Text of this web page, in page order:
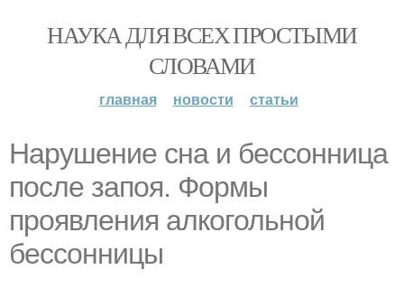
НАУКА ДЛЯ ВСЕХ ПРОСТЫМИ
СЛОВАМИ
главная новости статьи
Нарушение сна и бессонница
после запоя. Формы
проявления алкогольной
бессонницы